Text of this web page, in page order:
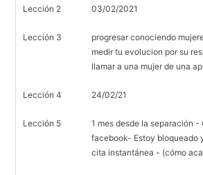
Lección 2 03/02/2021
Lección 3
progresar conociendo
medir tu evolucion por su
llamar a una mujer de una
Lección 4 24/02/21
Lección 5
1 mes desde la separación -
facebook- Estoy bloqueado
cita instantánea - (cómo